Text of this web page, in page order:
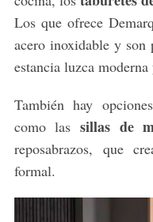
Los que ofrece
acero inoxidable y son
estancia luzca moderna
También hay
como lassillas de
reposabrazos, que
formal.